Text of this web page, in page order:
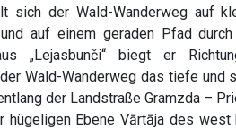
sich der Wald-Wanderweg auf
auf einem geraden Pfad
„Lejasbunči“ biegt er
Wald-Wanderweg das tiefe und
der Landstraße Gramzda –
hügeligen Ebene Vārtāja des west